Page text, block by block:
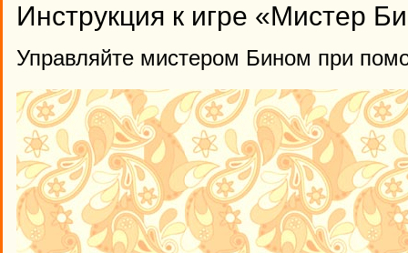
Инструкция к игре «Мистер
Управляйте мистером Бином при